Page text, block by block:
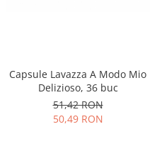
Capsule Lavazza A Modo Mio
Delizioso, 36 buc
51,42 RON
50,49 RON